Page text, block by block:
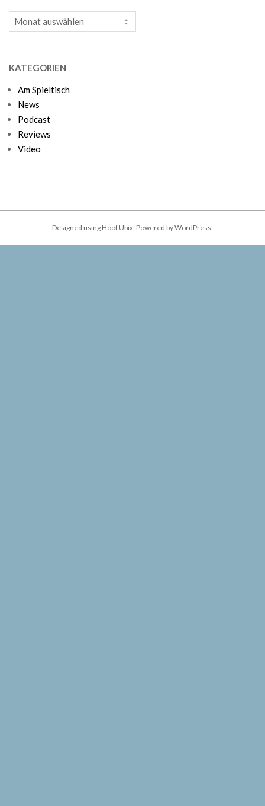
Archiv
KATEGORIEN
Am Spieltisch
News
Podcast
Reviews
Video
Designed using Hoot Ubix. Powered byWordPress.